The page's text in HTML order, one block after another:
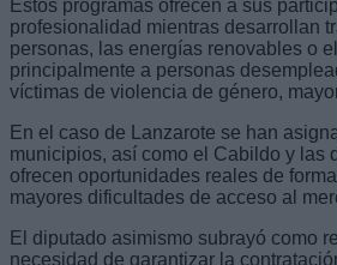
Estos programas ofrecen a sus
profesionalidad mientras desarrollan
personas, las energías renovables o
principalmente a personas
víctimas de violencia de género,
En el caso de Lanzarote se han
municipios, así como el Cabildo y las
ofrecen oportunidades reales de
mayores dificultades de acceso al
El diputado asimismo subrayó como
necesidad de garantizar la